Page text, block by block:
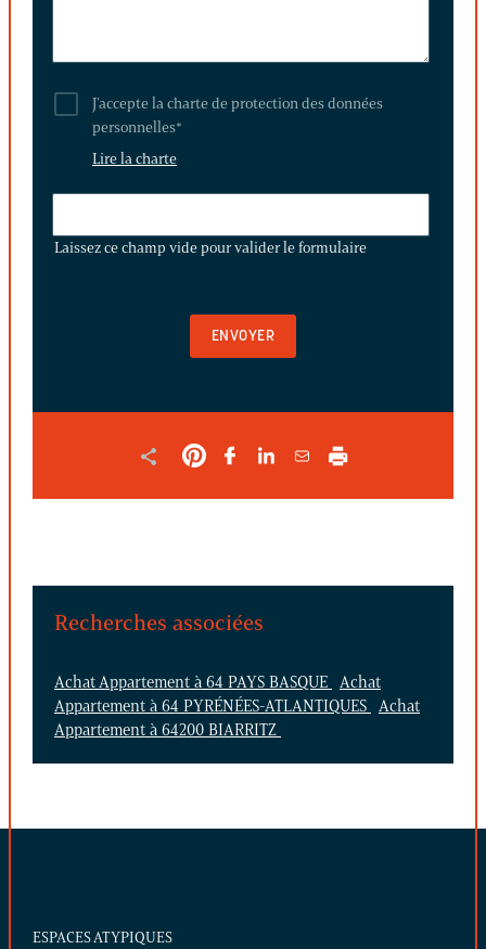
J'accepte la charte de protection des données
personnelles*
Lire la charte
CHAMP
Laissez ce champ vide pour valider le formulaire
Recherches associées
Achat Appartement à 64 PAYS BASQUE
Achat
Appartement à 64 PYRÉNÉES-ATLANTIQUES
Achat
Appartement à 64200 BIARRITZ
ESPACES ATYPIQUES